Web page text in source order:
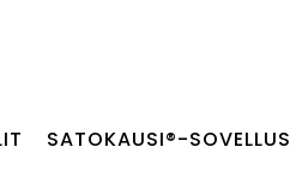
SATOKAUSI®-SOVELLUS